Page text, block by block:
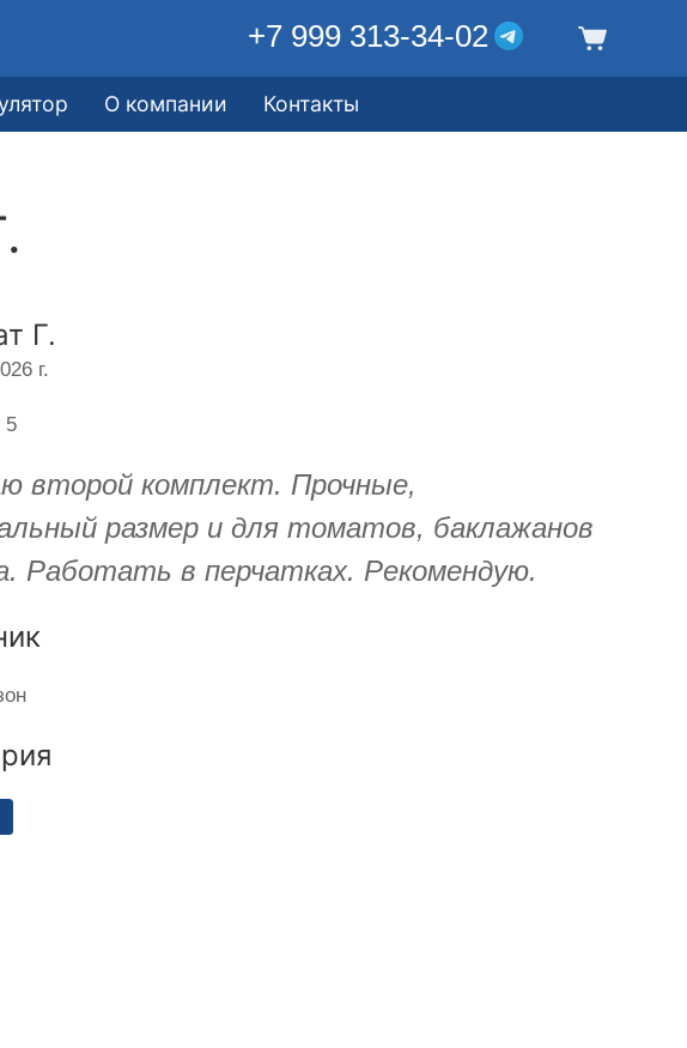
+7 999 313-34-02
О компании Контакты
Г.
г.
второй комплект. Прочные,
размер и для томатов, баклажанов
Работать в перчатках. Рекомендую.